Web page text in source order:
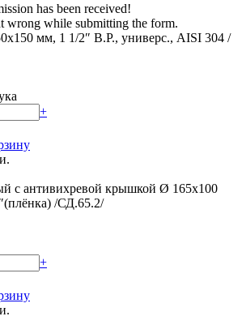
has been received!
wrong while submitting the form.
мм, 1 1/2″ В.Р., универс., AISI 304 /
+
с антивихревой крышкой Ø 165х100
/СД.65.2/
+